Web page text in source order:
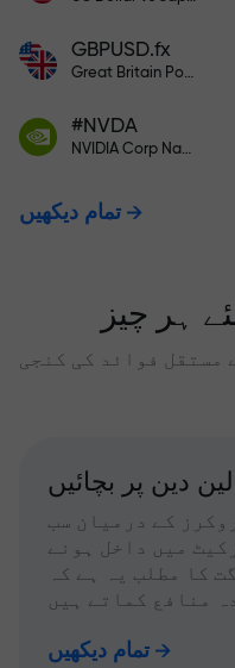
GBPUSD.fx
Great Britain Pound vs US Dollar
#NVDA
NVIDIA Corp Nasdaq Stock Exchange (Nasdaq) USD
تمام دیکھیں
ہر چیز
فوائد کی کنجی
دین پر بچائیں
کے درمیان سب
میں داخل ہونے
کا مطلب یہ ہے کہ
منافع کماتے ہیں
تمام دیکھیں